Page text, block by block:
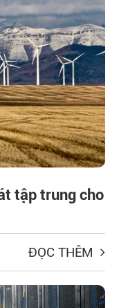
tập trung cho
ĐỌC THÊM